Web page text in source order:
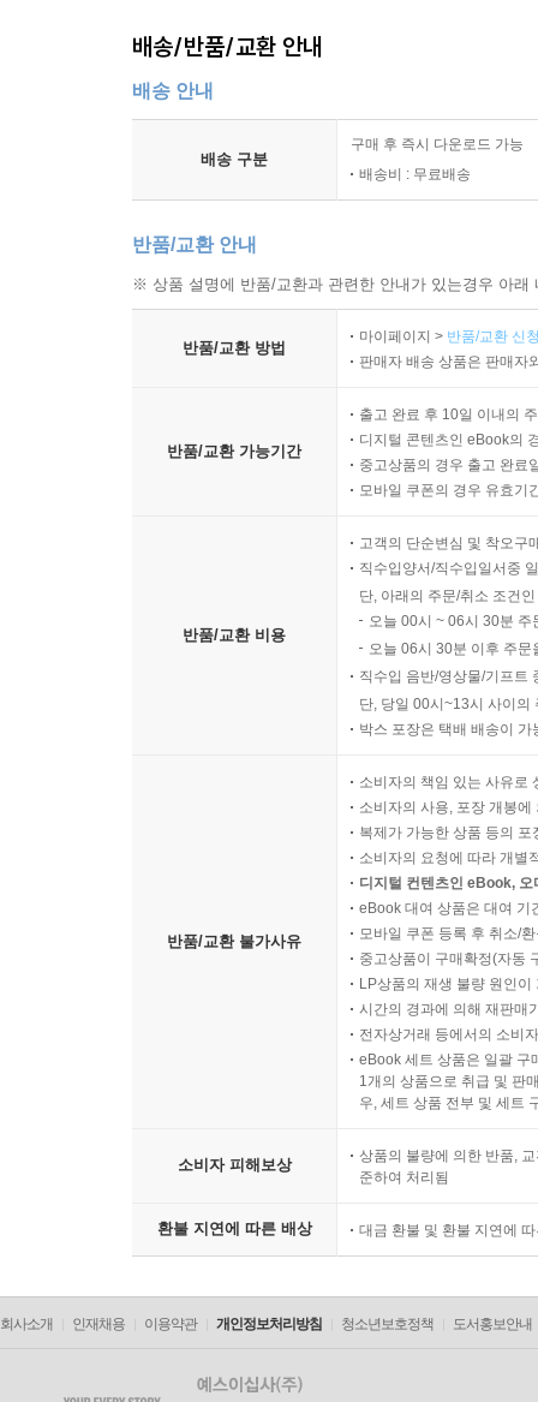
배송/반품/교환 안내
배송 안내
배송 구분
구매 후 즉시 다운로드 가능
배송비 : 무료배송
반품/교환 안내
※ 상품 설명에 반품/교환과 관련한 안내가 있는경우 아
반품/교환 방법
마이페이지 > 반품/교환 신
판매자 배송 상품은 판매자
반품/교환 가능기간
출고 완료 후 10일 이내의
디지털 콘텐츠인 eBook의
중고상품의 경우 출고 완료
모바일 쿠폰의 경우 유효기
반품/교환 비용
고객의 단순변심 및 착오구
직수입양서/직수입일서중
단, 아래의 주문/취소 조건
오늘 00시 ~ 06시 30분
오늘 06시 30분 이후 주
직수입 음반/영상물/기프트
단, 당일 00시~13시 사이의
박스 포장은 택배 배송이
반품/교환 불가사유
소비자의 책임 있는 사유로
소비자의 사용, 포장 개봉
복제가 가능한 상품 등의
소비자의 요청에 따라 개별
디지털 컨텐츠인 eBook,
eBook 대여 상품은 대여 기
모바일 쿠폰 등록 후 취소/
중고상품이 구매확정(자동
LP상품의 재생 불량 원인
시간의 경과에 의해 재판매
전자상거래 등에서의 소비
eBook 세트 상품은 일괄 구
1개의 상품으로 취급 및 판
우, 세트 상품 전부 및 세트
소비자 피해보상
상품의 불량에 의한 반품,
준하여 처리됨
환불 지연에 따른 배상 대금 환불 및 환불 지연에
회사소개 인재채용 이용약관 개인정보처리방침 청소년보호정책 도서홍보안내